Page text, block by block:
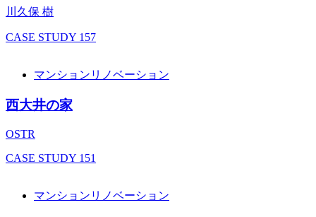
川久保 樹
CASE STUDY 157
マンションリノベーション
西大井の家
OSTR
CASE STUDY 151
マンションリノベーション